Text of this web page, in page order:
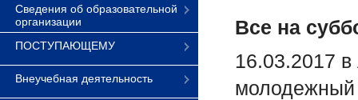
Сведения об образовательной
организации
ПОСТУПАЮЩЕМУ
Внеучебная деятельность
Все на
16.03.2017 в
молодежный